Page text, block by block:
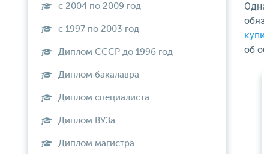
об
с 2004 по 2009 год
с 1997 по 2003 год
Диплом СССР до 1996 год
Диплом бакалавра
Диплом специалиста
Диплом ВУЗа
Диплом магистра